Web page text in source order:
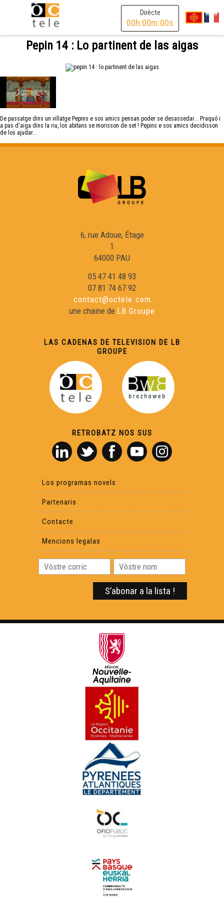
Dirècte
00h:00m:00s
Pepin 14 : Lo partinent de las aigas
De passatge dins un villatge Pepins e sos amics pensan poder se desassedar... Praquó i
a pas d'aiga dins la riu, los abitans se morisson de set ! Pepins e sos amics decidisson
de los ajudar...
6, rue Adoue, Étage
1
64000 PAU
05 47 41 48 93
07 81 74 67 92
contact@octele.com
une chaine de LB Groupe
LAS CADENAS DE TELEVISION DE LB
GROUPE
RETROBATZ NOS SUS
Los programas novels
Partenaris
Contacte
Mencions legalas